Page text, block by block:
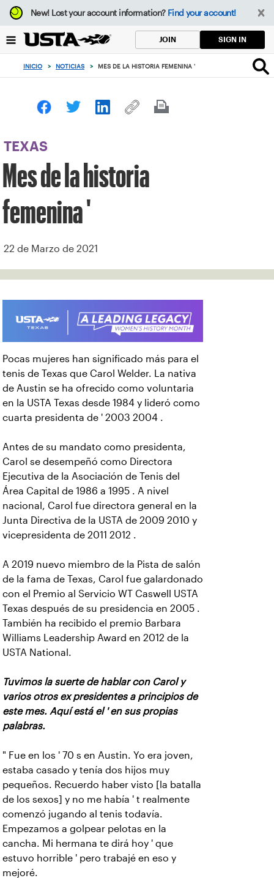
Enfoque
desde
botón
volver
principio
New!Lost your account information? Find your account!
JOIN SIGN IN
INICIO > NOTICIAS > MES DE LA HISTORIA FEMENINA '
TEXAS
Mes de la historia
femenina '
22 de Marzo de 2021
Pocas mujeres han significado más para el
tenis de Texas que Carol Welder. La nativa
de Austin se ha ofrecido como voluntaria
en la USTA Texas desde 1984 y lideró como
cuarta presidenta de ' 2003 2004 .
Antes de su mandato como presidenta,
Carol se desempeñó como Directora
Ejecutiva de la Asociación de Tenis del
Área Capital de 1986 a 1995 . A nivel
nacional, Carol fue directora general en la
Junta Directiva de la USTA de 2009 2010 y
vicepresidenta de 2011 2012 .
A 2019 nuevo miembro de la Pista de salón
de la fama de Texas, Carol fue galardonado
con el Premio al Servicio WT Caswell USTA
Texas después de su presidencia en 2005 .
También ha recibido el premio Barbara
Williams Leadership Award en 2012 de la
USTA National.
Tuvimos la suerte de hablar con Carol y
varios otros ex presidentes a principios de
este mes. Aquí está el ' en sus propias
palabras.
" Fue en los ' 70 s en Austin. Yo era joven,
estaba casado y tenía dos hijos muy
pequeños. Recuerdo haber visto [la batalla
de los sexos] y no me había ' t realmente
comenzó jugando al tenis todavía.
Empezamos a golpear pelotas en la
cancha. Mi hermana te dirá hoy ' que
estuvo horrible ' pero trabajé en eso y
mejoré.